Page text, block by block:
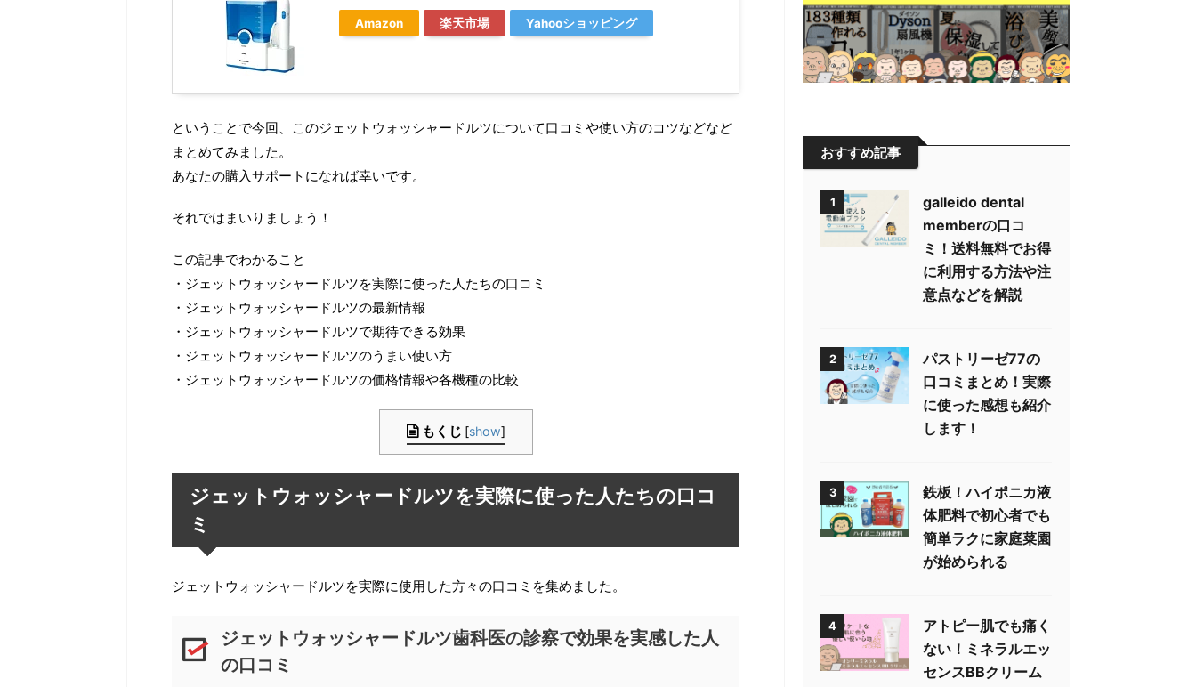
Amazon 楽天市場 Yahooショッピング
ということで今回、このジェットウォッシャードルツについて口コミや使い方のコツなどなど
まとめてみました。
あなたの購入サポートになれば幸いです。
それではまいりましょう！
この記事でわかること
・ジェットウォッシャードルツを実際に使った人たちの口コミ
・ジェットウォッシャードルツの最新情報
・ジェットウォッシャードルツで期待できる効果
・ジェットウォッシャードルツのうまい使い方
・ジェットウォッシャードルツの価格情報や各機種の比較
もくじ [show]
ジェットウォッシャードルツを実際に使った人たちの口コ
ミ
ジェットウォッシャードルツを実際に使用した方々の口コミを集めました。
ジェットウォッシャードルツ歯科医の診察で効果を実感した人
の口コミ
おすすめ記事
1
galleido dental
memberの口コ
ミ！送料無料でお得
に利用する方法や注
意点などを解説
2
パストリーゼ77の
口コミまとめ！実際
に使った感想も紹介
します！
3
鉄板！ハイポニカ液
体肥料で初心者でも
簡単ラクに家庭菜園
が始められる
4
アトピー肌でも痛く
ない！ミネラルエッ
センスBBクリーム